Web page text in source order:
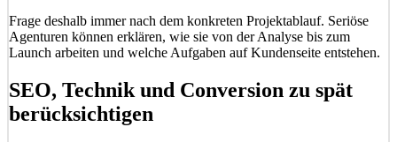
Frage deshalb immer nach dem konkreten Projektablauf. Seriöse
Agenturen können erklären, wie sie von der Analyse bis zum
Launch arbeiten und welche Aufgaben auf Kundenseite entstehen.
SEO, Technik und Conversion zu spät
berücksichtigen